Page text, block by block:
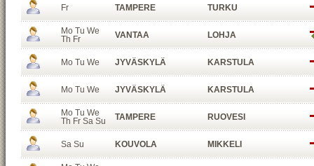
Fr TAMPERE TURKU
Mo Tu We
Th Fr
VANTAA LOHJA
Mo Tu We JYVÄSKYLÄ KARSTULA
Mo Tu We JYVÄSKYLÄ KARSTULA
Mo Tu We
Th Fr Sa Su
TAMPERE RUOVESI
Sa Su KOUVOLA MIKKELI